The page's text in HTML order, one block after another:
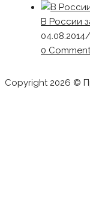
В России
04.08.2014/
0
Copyright 2026 ©